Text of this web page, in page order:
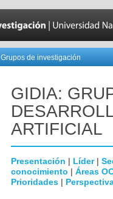
Grupos de investigación
GIDIA:
ARTIFICIAL
Presentación | Líder|
conocimiento | Áreas
Prioridades |